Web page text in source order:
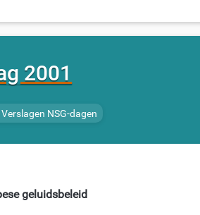
2001
Verslagen NSG-dagen
geluidsbeleid